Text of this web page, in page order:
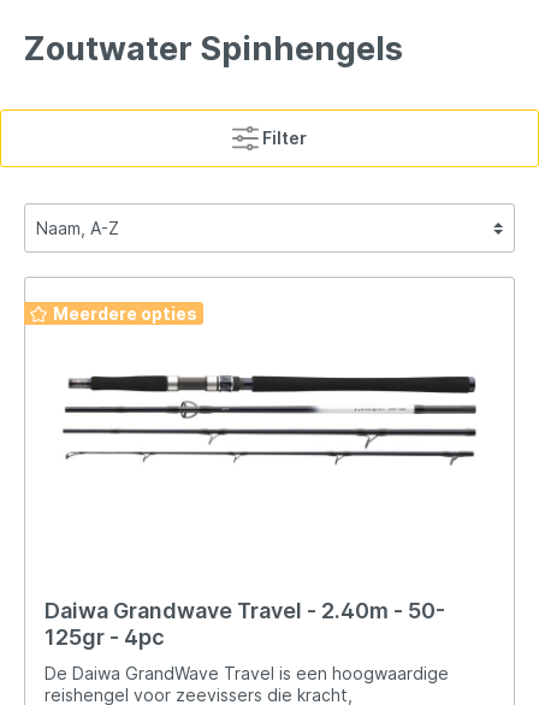
Zoutwater Spinhengels
Filter
Meerdere opties
Daiwa Grandwave Travel - 2.40m - 50-
125gr - 4pc
De Daiwa GrandWave Travel is een hoogwaardige
reishengel voor zeevissers die kracht,